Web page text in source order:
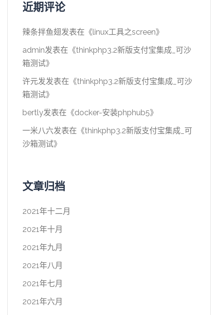
近期评论
辣条拌鱼翅发表在《linux工具之screen》
admin发表在《thinkphp3.2新版支付宝集成_可沙
箱测试》
许元发发表在《thinkphp3.2新版支付宝集成_可沙
箱测试》
bertly发表在《docker-安装phphub5》
一米八六发表在《thinkphp3.2新版支付宝集成_可
沙箱测试》
文章归档
2021年十二月
2021年十月
2021年九月
2021年八月
2021年七月
2021年六月